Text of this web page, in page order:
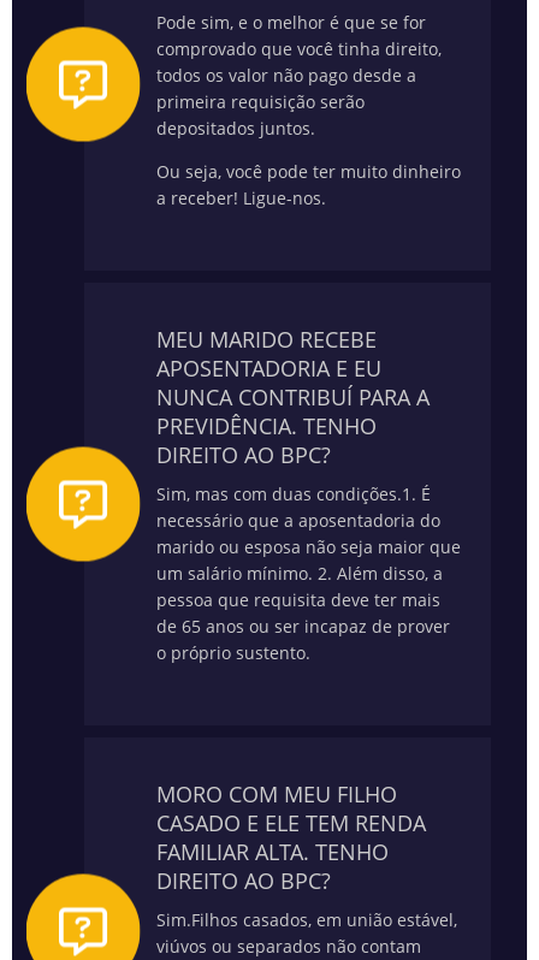
Pode sim, e o melhor é que se for
comprovado que você tinha direito,
todos os valor não pago desde a
primeira requisição serão
depositados juntos.
Ou seja, você pode ter muito dinheiro
a receber! Ligue-nos.
MEU MARIDO RECEBE
APOSENTADORIA E EU
NUNCA CONTRIBUÍ PARA A
PREVIDÊNCIA. TENHO
DIREITO AO BPC?
Sim, mas com duas condições.1. É
necessário que a aposentadoria do
marido ou esposa não seja maior que
um salário mínimo. 2. Além disso, a
pessoa que requisita deve ter mais
de 65 anos ou ser incapaz de prover
o próprio sustento.
MORO COM MEU FILHO
CASADO E ELE TEM RENDA
FAMILIAR ALTA. TENHO
DIREITO AO BPC?
Sim.Filhos casados, em união estável,
viúvos ou separados não contam